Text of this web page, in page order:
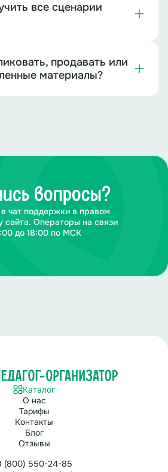
все сценарии
продавать или
материалы?
вопросы?
чат поддержки в правом
сайта. Операторы на связи
до 18:00 по МСК
Каталог
О нас
Тарифы
Контакты
Блог
Отзывы
(800) 550-24-85